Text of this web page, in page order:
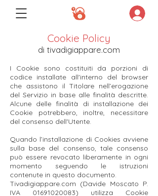
Cookie Policy
di tivadigiappare.com
I Cookie sono costituiti da porzioni di
codice installate all'interno del browser
che assistono il Titolare nell’erogazione
del Servizio in base alle finalità descritte.
Alcune delle finalità di installazione dei
Cookie potrebbero, inoltre, necessitare
del consenso dell'Utente.
Quando l’installazione di Cookies avviene
sulla base del consenso, tale consenso
può essere revocato liberamente in ogni
momento seguendo le istruzioni
contenute in questo documento.
Tivadigiappare.com (Davide Moscato P.
IVA 01691020083) utilizza Cookie